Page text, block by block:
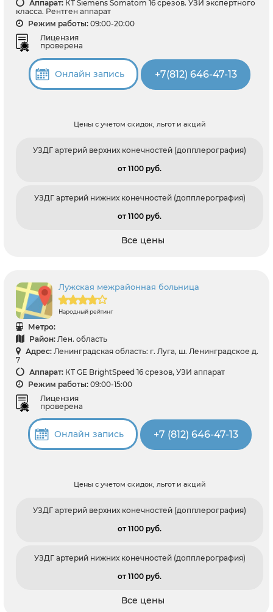
Аппарат: КТ Siemens Somatom 16 срезов. УЗИ экспертного
класса. Рентген аппарат
Режим работы: 09:00-20:00
Лицензия
проверена
Онлайн запись +7(812) 646-47-13
Цены с учетом скидок, льгот и акций
УЗДГ артерий верхних конечностей (допплерография)
от 1100 pуб.
УЗДГ артерий нижних конечностей (допплерография)
от 1100 pуб.
Все цены
Лужская межрайонная больница
Народный рейтинг
Метро:
Район: Лен. область
Адрес: Ленинградская область: г. Луга, ш. Ленинградское д.
7
Аппарат: КТ GE BrightSpeed 16 срезов, УЗИ аппарат
Режим работы: 09:00-15:00
Лицензия
проверена
Онлайн запись +7 (812) 646-47-13
Цены с учетом скидок, льгот и акций
УЗДГ артерий верхних конечностей (допплерография)
от 1100 pуб.
УЗДГ артерий нижних конечностей (допплерография)
от 1100 pуб.
Все цены